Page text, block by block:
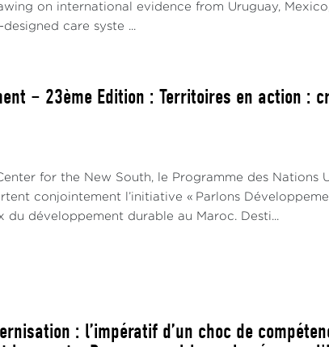
on international evidence from Uruguay,
care syste ...
– 23ème Edition : Territoires en action :
for the New South, le Programme des
conjointement l’initiative « Parlons
du développement durable au Maroc. Desti...
: l’impératif d’un choc de